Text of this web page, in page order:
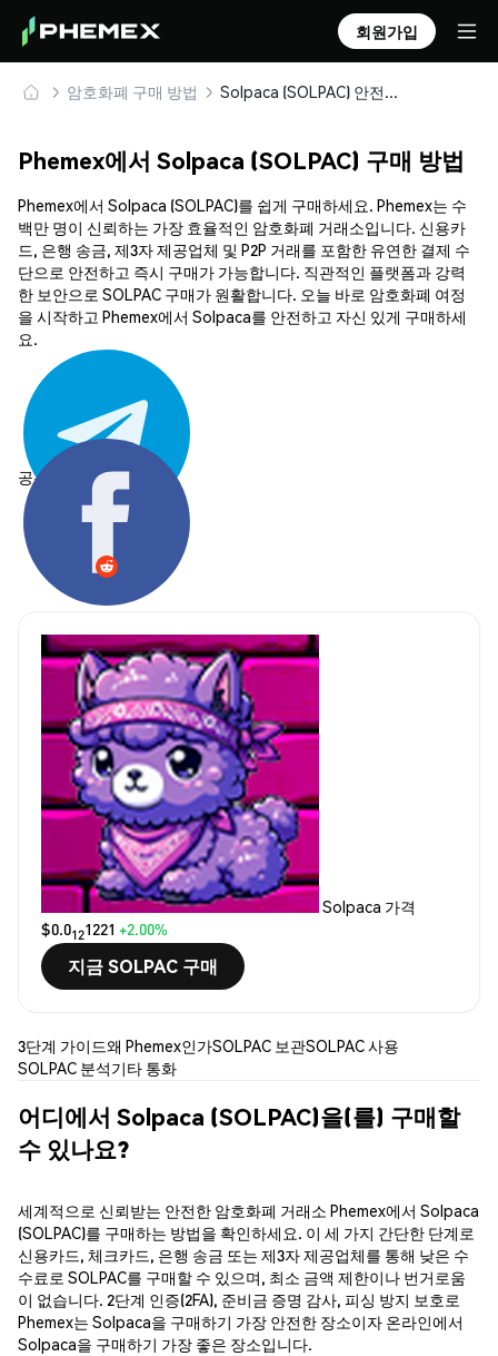
회원가입
암호화폐 구매 방법 Solpaca (SOLPAC) 안전하게 구매 및 보관
Phemex에서 Solpaca (SOLPAC) 구매 방법
Phemex에서 Solpaca (SOLPAC)를 쉽게 구매하세요. Phemex는 수
백만 명이 신뢰하는 가장 효율적인 암호화폐 거래소입니다. 신용카
드, 은행 송금, 제3자 제공업체 및 P2P 거래를 포함한 유연한 결제 수
단으로 안전하고 즉시 구매가 가능합니다. 직관적인 플랫폼과 강력
한 보안으로 SOLPAC 구매가 원활합니다. 오늘 바로 암호화폐 여정
을 시작하고 Phemex에서 Solpaca를 안전하고 자신 있게 구매하세
요.
공유하기:
Solpaca 가격
$0.0121221 +2.00%
지금 SOLPAC 구매
3단계 가이드왜 Phemex인가SOLPAC 보관SOLPAC 사용
SOLPAC 분석기타 통화
어디에서 Solpaca (SOLPAC)을(를) 구매할
수 있나요?
세계적으로 신뢰받는 안전한 암호화폐 거래소 Phemex에서 Solpaca
(SOLPAC)를 구매하는 방법을 확인하세요. 이 세 가지 간단한 단계로
신용카드, 체크카드, 은행 송금 또는 제3자 제공업체를 통해 낮은 수
수료로 SOLPAC를 구매할 수 있으며, 최소 금액 제한이나 번거로움
이 없습니다. 2단계 인증(2FA), 준비금 증명 감사, 피싱 방지 보호로
Phemex는 Solpaca을 구매하기 가장 안전한 장소이자 온라인에서
Solpaca을 구매하기 가장 좋은 장소입니다.